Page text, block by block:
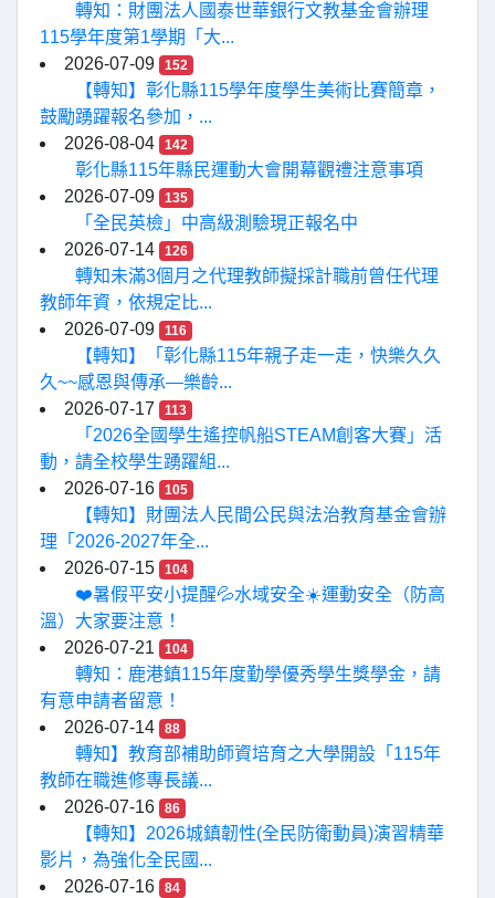
轉知：財團法人國泰世華銀行文教基金會辦理
115學年度第1學期「大...
2026-07-09
152
【轉知】彰化縣115學年度學生美術比賽簡章，
鼓勵踴躍報名參加，...
2026-08-04
142
彰化縣115年縣民運動大會開幕觀禮注意事項
2026-07-09
135
「全民英檢」中高級測驗現正報名中
2026-07-14
126
轉知未滿3個月之代理教師擬採計職前曾任代理
教師年資，依規定比...
2026-07-09
116
【轉知】「彰化縣115年親子走一走，快樂久久
久~~感恩與傳承—樂齡...
2026-07-17
113
「2026全國學生遙控帆船STEAM創客大賽」活
動，請全校學生踴躍組...
2026-07-16
105
【轉知】財團法人民間公民與法治教育基金會辦
理「2026-2027年全...
2026-07-15
104
❤️暑假平安小提醒💦水域安全☀️運動安全（防高
溫）大家要注意！
2026-07-21
104
轉知：鹿港鎮115年度勤學優秀學生獎學金，請
有意申請者留意！
2026-07-14
88
轉知】教育部補助師資培育之大學開設「115年
教師在職進修專長議...
2026-07-16
86
【轉知】2026城鎮韌性(全民防衛動員)演習精華
影片，為強化全民國...
2026-07-16
84